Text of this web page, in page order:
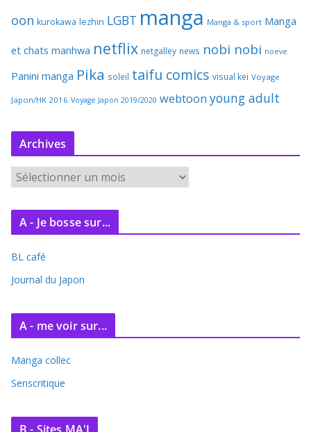
oon kurokawa lezhin LGBT manga Manga & sport Manga
et chats manhwa netflix netgalley news nobi nobi noeve
Panini manga Pika soleil taifu comics visual kei Voyage
Japon/HK 2016 Voyage Japon 2019/2020 webtoon young adult
Archives
r
c
v
e
A - Je bosse sur...
BL café
Journal du Japon
A - me voir sur...
Manga collec
Senscritique